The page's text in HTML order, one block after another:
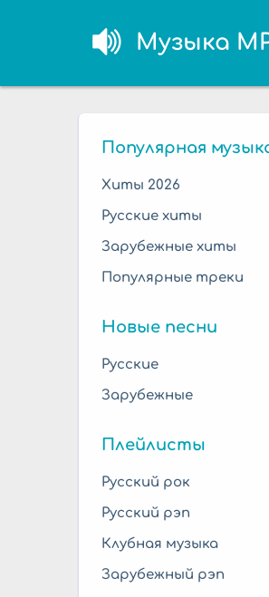
Музыка
Популярная
Хиты 2026
Русские хиты
Зарубежные хиты
Популярные треки
Новые песни
Русские
Зарубежные
Плейлисты
Русский рок
Русский рэп
Клубная музыка
Зарубежный рэп